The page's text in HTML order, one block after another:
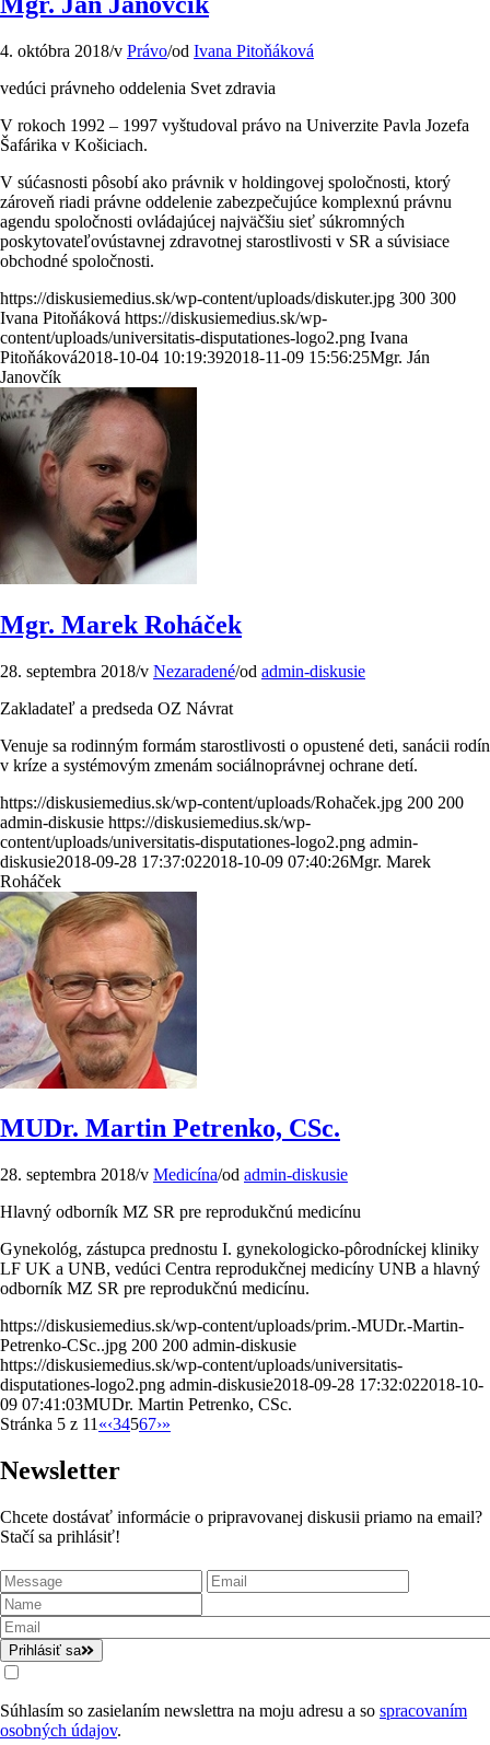
4. októbra 2018/v Právo/od Ivana Pitoňáková
vedúci právneho oddelenia Svet zdravia
V rokoch 1992 – 1997 vyštudoval právo na Univerzite Pavla Jozefa
Šafárika v Košiciach.
V súćasnosti pôsobí ako právnik v holdingovej spoločnosti, ktorý
zároveň riadi právne oddelenie zabezpečujúce komplexnú právnu
agendu spoločnosti ovládajúcej najväčšiu sieť súkromných
poskytovateľovústavnej zdravotnej starostlivosti v SR a súvisiace
obchodné spoločnosti.
https://diskusiemedius.sk/wp-content/uploads/diskuter.jpg 300 300
Ivana Pitoňáková https://diskusiemedius.sk/wp-
content/uploads/universitatis-disputationes-logo2.png Ivana
Pitoňáková2018-10-04 10:19:392018-11-09 15:56:25Mgr. Ján
Janovčík
Mgr. Marek Roháček
28. septembra 2018/v Nezaradené/od admin-diskusie
Zakladateľ a predseda OZ Návrat
Venuje sa rodinným formám starostlivosti o opustené deti, sanácii rodín
v kríze a systémovým zmenám sociálnoprávnej ochrane detí.
https://diskusiemedius.sk/wp-content/uploads/Rohaček.jpg 200 200
admin-diskusie https://diskusiemedius.sk/wp-
content/uploads/universitatis-disputationes-logo2.png admin-
diskusie2018-09-28 17:37:022018-10-09 07:40:26Mgr. Marek
Roháček
MUDr. Martin Petrenko, CSc.
28. septembra 2018/v Medicína/od admin-diskusie
Hlavný odborník MZ SR pre reprodukčnú medicínu
Gynekológ, zástupca prednostu I. gynekologicko-pôrodníckej kliniky
LF UK a UNB, vedúci Centra reprodukčnej medicíny UNB a hlavný
odborník MZ SR pre reprodukčnú medicínu.
https://diskusiemedius.sk/wp-content/uploads/prim.-MUDr.-Martin-
Petrenko-CSc..jpg 200 200 admin-diskusie
https://diskusiemedius.sk/wp-content/uploads/universitatis-
disputationes-logo2.png admin-diskusie2018-09-28 17:32:022018-10-
09 07:41:03MUDr. Martin Petrenko, CSc.
Stránka 5 z 11 «‹34567›»
Newsletter
Chcete dostávať informácie o pripravovanej diskusii priamo na email?
Stačí sa prihlásiť!
Prihlásiť sa
Súhlasím so zasielaním newslettra na moju adresu a so spracovaním
osobných údajov.